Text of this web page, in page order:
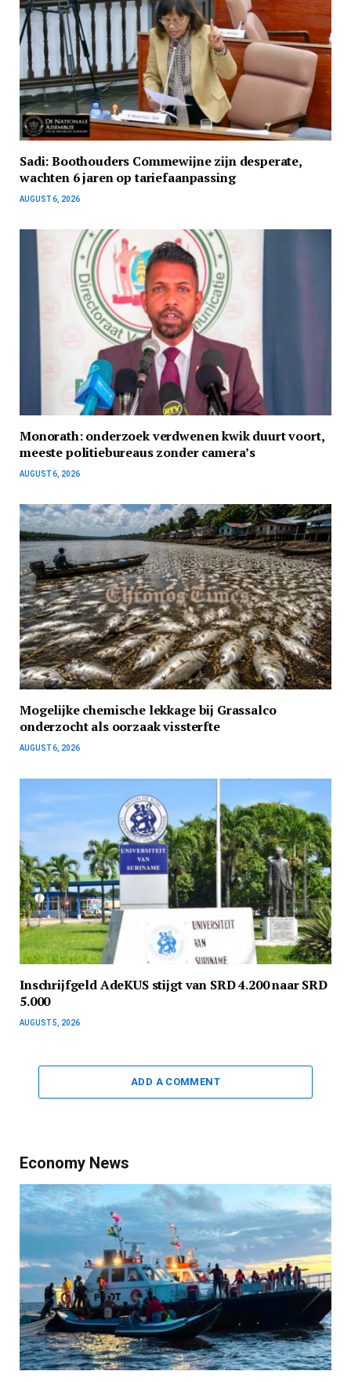
Sadi: Boothouders Commewijne zijn desperate,
wachten 6 jaren op tariefaanpassing
AUGUST 6, 2026
Monorath: onderzoek verdwenen kwik duurt voort,
meeste politiebureaus zonder camera’s
AUGUST 6, 2026
Mogelijke chemische lekkage bij Grassalco
onderzocht als oorzaak vissterfte
AUGUST 6, 2026
Inschrijfgeld AdeKUS stijgt van SRD 4.200 naar SRD
5.000
AUGUST 5, 2026
ADD A COMMENT
Economy News